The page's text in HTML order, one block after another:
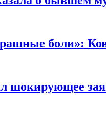
боли»:
шокирующее